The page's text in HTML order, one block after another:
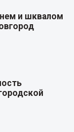
и шквалом